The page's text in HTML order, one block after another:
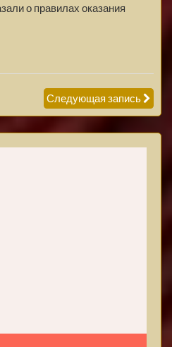
о правилах оказания
Следующая запись